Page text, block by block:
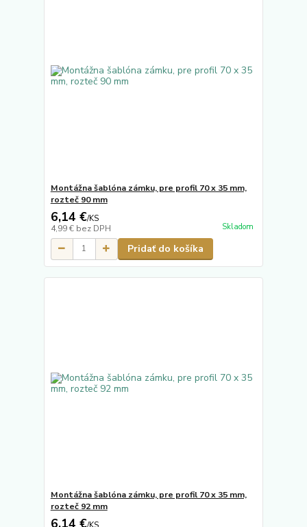
Montážna šablóna zámku, pre profil 70 x 35 mm,
rozteč 90 mm
6,14 €/KS
4,99 € bez DPH Skladom
Pridať do košíka
Montážna šablóna zámku, pre profil 70 x 35 mm,
rozteč 92 mm